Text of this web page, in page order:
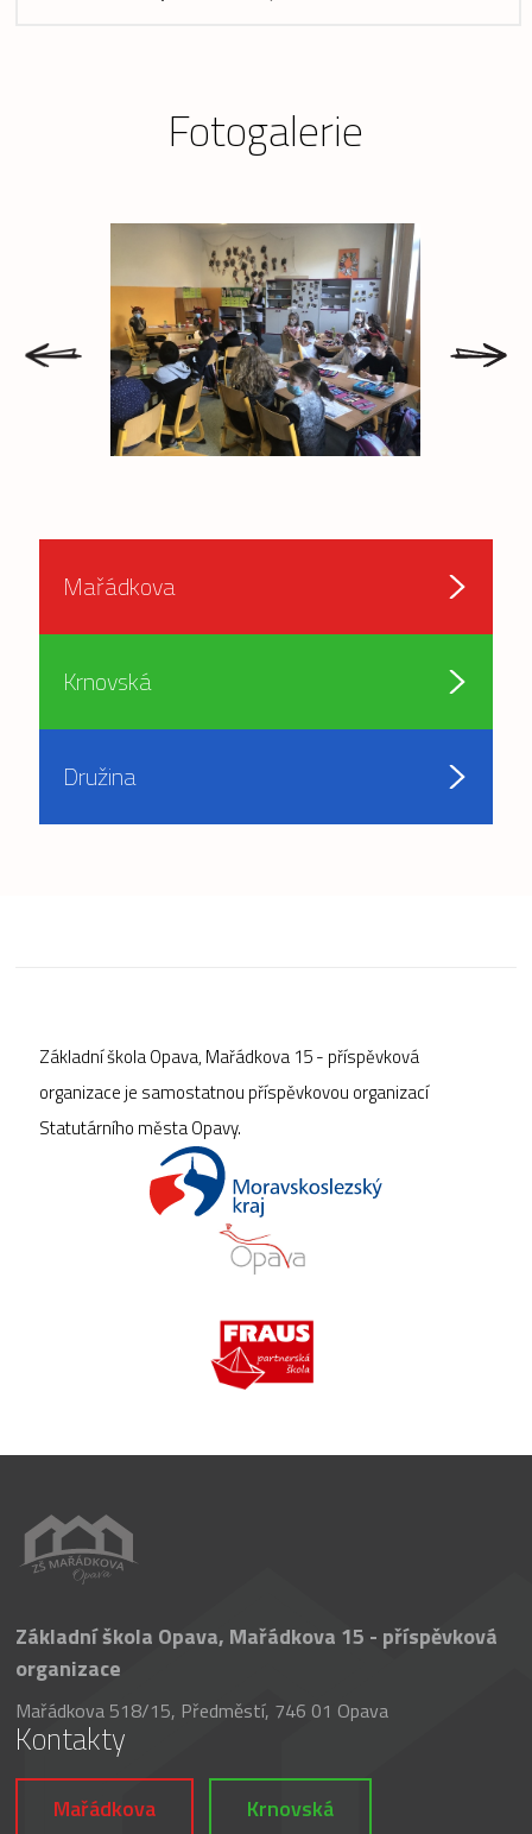
Fotogalerie
Mařádkova
Krnovská
Družina
Základní škola Opava, Mařádkova 15 - příspěvková
organizace je samostatnou příspěvkovou organizací
Statutárního města Opavy.
Základní škola Opava, Mařádkova 15 - příspěvková
organizace
Mařádkova 518/15, Předměstí, 746 01 Opava
Kontakty
Mařádkova Krnovská